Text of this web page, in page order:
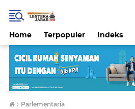
Home Terpopuler Indeks
› Parlementaria